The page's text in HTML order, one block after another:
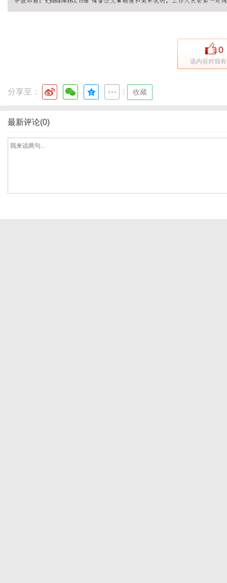
0
该内容对我
分享至： 收藏
最新评论(0)